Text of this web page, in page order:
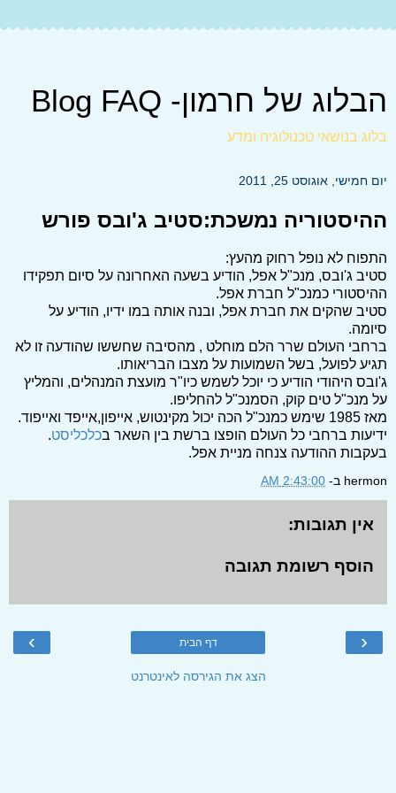
הבלוג של חרמון- Blog FAQ
בלוג בנושאי טכנולוגיה ומדע
יום חמישי, אוגוסט 25, 2011
ההיסטוריה נמשכת:סטיב ג'ובס פורש
התפוח לא נופל רחוק מהעץ:
סטיב ג'ובס, מנכ"ל אפל, הודיע בשעה האחרונה על סיום תפקידו
ההיסטורי כמנכ"ל חברת אפל.
סטיב שהקים את חברת אפל, ובנה אותה במו ידיו, הודיע על
סיומה.
ברחבי העולם שרר הלם מוחלט , מהסיבה שחששו שהודעה זו לא
תגיע לפועל, בשל השמועות על מצבו הבריאותו.
ג'ובס היהודי הודיע כי יוכל לשמש כיו"ר מועצת המנהלים, והמליץ
על מנכ"ל טים קוק, הסמנכ"ל להחליפו.
מאז 1985 שימש כמנכ"ל הכה יכול מקינטוש, אייפון,אייפד ואייפוד.
ידיעות ברחבי כל העולם הופצו ברשת בין השאר בכלכליסט.
בעקבות ההודעה צנחה מניית אפל.
hermon ב- 2:43:00 AM
אין תגובות:
הוסף רשומת תגובה
‹
› דף הבית
הצג את הגירסה לאינטרנט